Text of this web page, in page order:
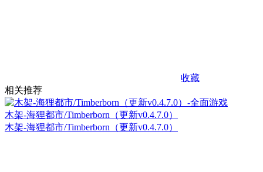
收藏
相关推荐
木架-海狸都市/Timberborn（更新v0.4.7.0）
木架-海狸都市/Timberborn（更新v0.4.7.0）